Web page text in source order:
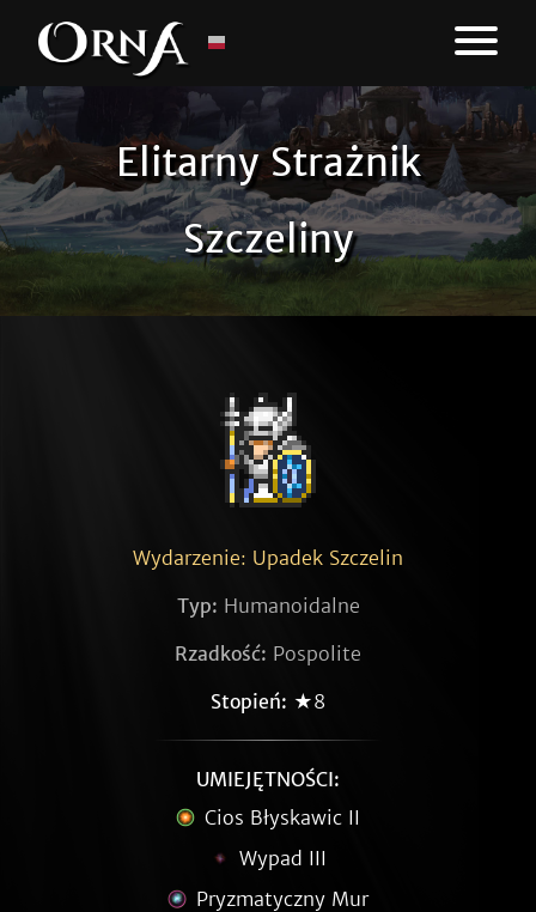
Elitarny Strażnik
Szczeliny
Wydarzenie: Upadek Szczelin
Typ: Humanoidalne
Rzadkość: Pospolite
Stopień: ★8
UMIEJĘTNOŚCI:
Cios Błyskawic II
Wypad III
Pryzmatyczny Mur